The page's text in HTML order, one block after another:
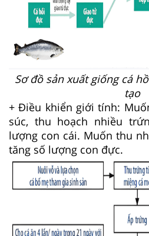
Sơ đồ sản xuất giống cá
tạo
+ Điều khiển giới tính:
súc, thu hoạch nhiều
lượng con cái. Muốn thu
tăng số lượng con đực.